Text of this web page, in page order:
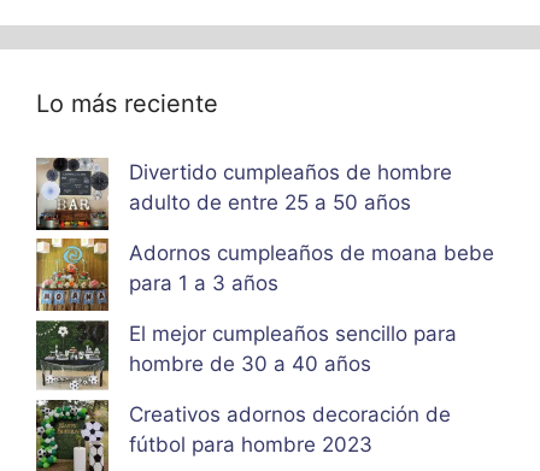
Lo más reciente
Divertido cumpleaños de hombre
adulto de entre 25 a 50 años
Adornos cumpleaños de moana bebe
para 1 a 3 años
El mejor cumpleaños sencillo para
hombre de 30 a 40 años
Creativos adornos decoración de
fútbol para hombre 2023